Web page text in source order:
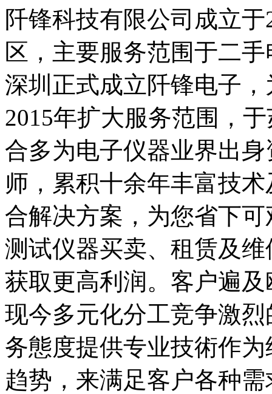
阡锋科技有限公司成立
区，主要服务范围于二
深圳正式成立阡锋电子
2015年扩大服务范围，
合多为电子仪器业界出
师，累积十余年丰富技
合解决方案，为您省下
测试仪器买卖、租赁及
获取更高利润。客户遍
现今多元化分工竞争激
务態度提供专业技術作
趋势，来满足客户各种需